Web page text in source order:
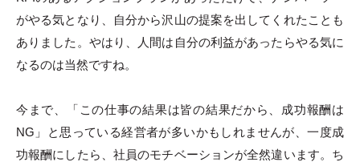
がやる気となり、自分から沢山の提案を出してくれたことも
ありました。やはり、人間は自分の利益があったらやる気に
なるのは当然ですね。
今まで、「この仕事の結果は皆の結果だから、成功報酬は
NG」と思っている経営者が多いかもしれませんが、一度成
功報酬にしたら、社員のモチベーションが全然違います。ち